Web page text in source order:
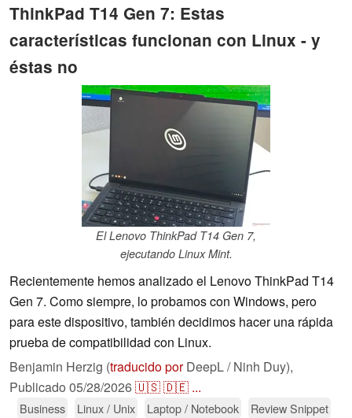
ThinkPad T14 Gen 7: Estas
características funcionan con Linux - y
éstas no
El Lenovo ThinkPad T14 Gen 7,
ejecutando Linux Mint.
Recientemente hemos analizado el Lenovo ThinkPad T14
Gen 7. Como siempre, lo probamos con Windows, pero
para este dispositivo, también decidimos hacer una rápida
prueba de compatibilidad con Linux.
Benjamin Herzig (traducido porDeepL / Ninh Duy),
Publicado 05/28/2026🇺🇸🇩🇪 ...
Business Linux / Unix Laptop / Notebook
Review Snippet